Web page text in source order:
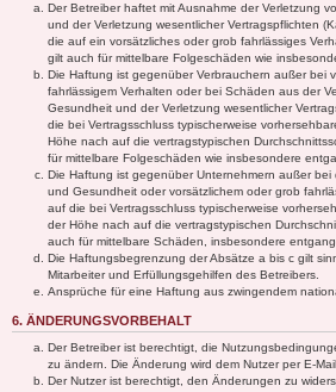
Der Betreiber haftet mit Ausnahme der Verletzung
und der Verletzung wesentlicher Vertragspflichten
die auf ein vorsätzliches oder grob fahrlässiges
gilt auch für mittelbare Folgeschäden wie
Die Haftung ist gegenüber Verbrauchern außer bei
fahrlässigem Verhalten oder bei Schäden aus der
Gesundheit und der Verletzung wesentlicher
die bei Vertragsschluss typischerweise
Höhe nach auf die vertragstypischen
für mittelbare Folgeschäden wie insbesondere
Die Haftung ist gegenüber Unternehmern außer
und Gesundheit oder vorsätzlichem oder grob
auf die bei Vertragsschluss typischerweise
der Höhe nach auf die vertragstypischen
auch für mittelbare Schäden, insbesondere
Die Haftungsbegrenzung der Absätze a bis c gilt
Mitarbeiter und Erfüllungsgehilfen des Betreibers.
Ansprüche für eine Haftung aus zwingendem
6. ÄNDERUNGSVORBEHALT
Der Betreiber ist berechtigt, die
zu ändern. Die Änderung wird dem Nutzer per E-
Der Nutzer ist berechtigt, den Änderungen zu